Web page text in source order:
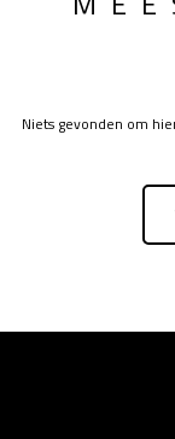
Niets gevonden om